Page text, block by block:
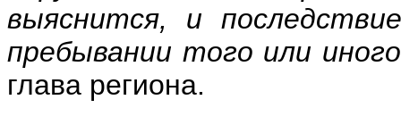
выяснится, и
пребывании того или
глава региона.